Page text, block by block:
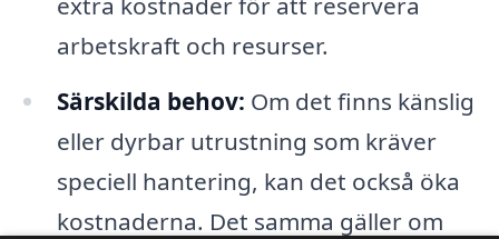
arbetskraft och resurser.
Särskilda behov: Om det finns känslig
eller dyrbar utrustning som kräver
speciell hantering, kan det också öka
kostnaderna. Det samma gäller om